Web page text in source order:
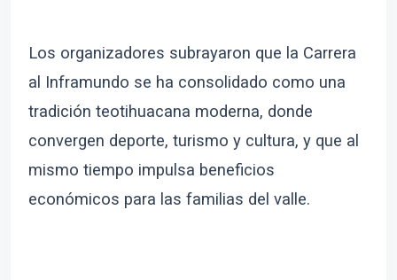
Los organizadores subrayaron que la Carrera
al Inframundo se ha consolidado como una
tradición teotihuacana moderna, donde
convergen deporte, turismo y cultura, y que al
mismo tiempo impulsa beneficios
económicos para las familias del valle.